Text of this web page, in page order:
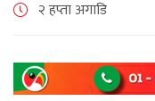
पश्चिम राजमार्ग अवरुद्ध
२ हप्ता अगाडि